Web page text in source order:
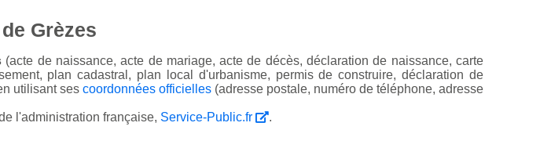
Grèzes
(acte de naissance, acte de mariage, acte de décès, déclaration de naissance, carte
plan cadastral, plan local d'urbanisme, permis de construire, déclaration de
utilisant ses coordonnées officielles (adresse postale, numéro de téléphone, adresse
l'administration française, Service-Public.fr .